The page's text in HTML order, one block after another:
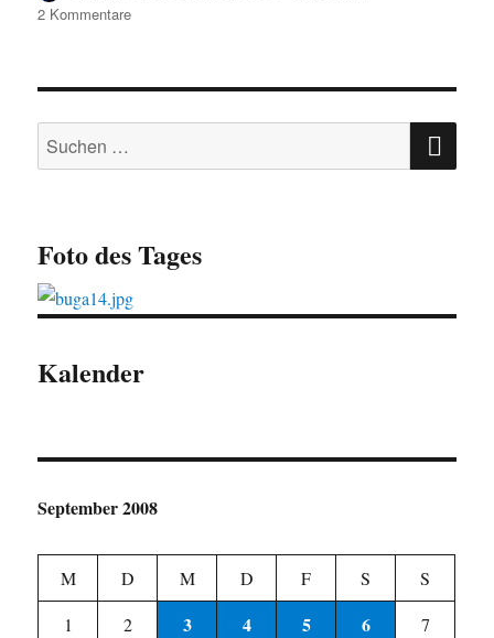
2 Kommentarezu
Suchen
nach:
Foto des Tages
Kalender
September 2008
M D M D F S
S
1
2 3 4 5 6 7